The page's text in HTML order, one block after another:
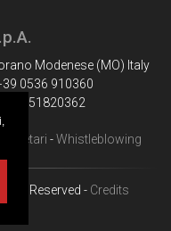
Modenese (MO) Italy
0536 910360
01951820362
-Whistleblowing
Reserved - Credits